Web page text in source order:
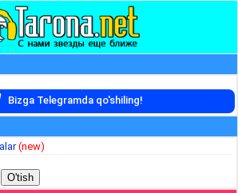
Bizga Telegramda qo'shiling!
(new)